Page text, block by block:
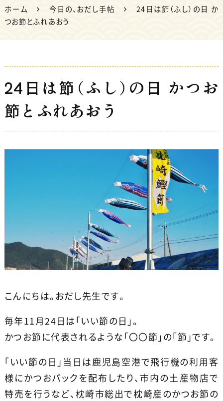
ホーム 今日の、おだし手帖
24日は節（ふし）の日 か
つお節とふれあおう
24日は節（ふし）の日 かつお
節とふれあおう
こんにちは。おだし先生です。
毎年11月24日は「いい節の日」。
かつお節に代表されるような「〇〇節」の「節」です。
「いい節の日」当日は鹿児島空港で飛行機の利用客
様にかつおパックを配布したり、市内の土産物店で
特売を行うなど、枕崎市総出で枕崎産のかつお節の